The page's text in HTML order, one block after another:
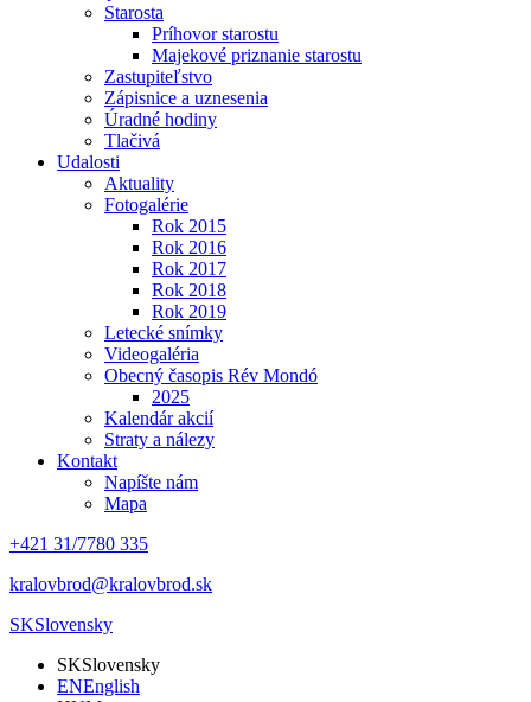
Starosta
Príhovor starostu
Majekové priznanie starostu
Zastupiteľstvo
Zápisnice a uznesenia
Úradné hodiny
Tlačivá
Udalosti
Aktuality
Fotogalérie
Rok 2015
Rok 2016
Rok 2017
Rok 2018
Rok 2019
Letecké snímky
Videogaléria
Obecný časopis Rév Mondó
2025
Kalendár akcií
Straty a nálezy
Kontakt
Napíšte nám
Mapa
+421 31/7780 335
kralovbrod@kralovbrod.sk
SKSlovensky
SKSlovensky
ENEnglish